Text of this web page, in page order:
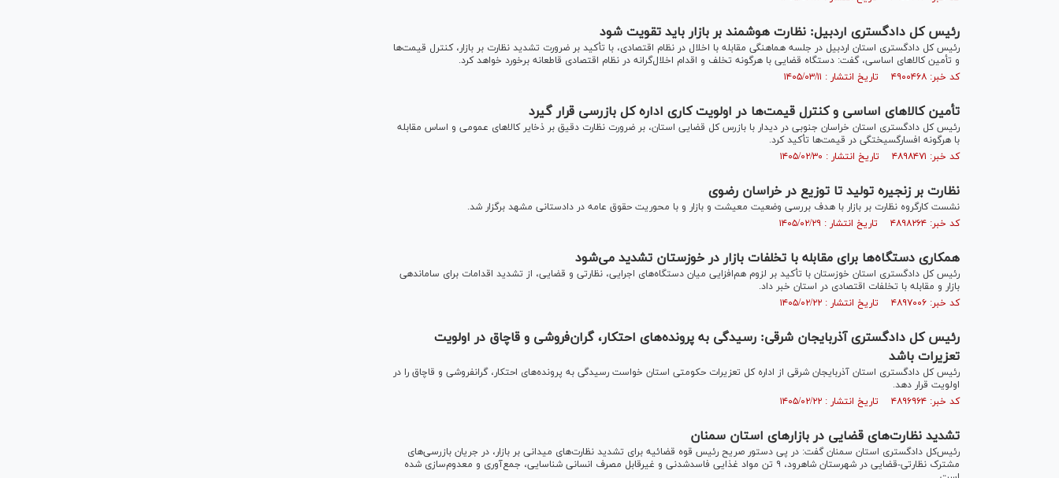
رئیس کل دادگستری اردبیل: نظارت هوشمند بر بازار باید تقویت شود
رئیس کل دادگستری استان اردبیل در جلسه هماهنگی مقابله با اخلال در نظام اقتصادی، با تأکید بر ضرورت تشدید نظارت بر بازار، کنترل قیمت‌ها
و تأمین کالا‌های اساسی، گفت: دستگاه قضایی با هرگونه تخلف و اقدام اخلال‌گرانه در نظام اقتصادی قاطعانه برخورد خواهد کرد.
کد خبر: ۴۹۰۰۴۶۸ تاریخ انتشار : ۱۴۰۵/۰۳/۱۱
تأمین کالا‌های اساسی و کنترل قیمت‌ها در اولویت کاری اداره کل بازرسی قرار گیرد
رئیس کل دادگستری استان خراسان جنوبی در دیدار با بازرس کل قضایی استان، بر ضرورت نظارت دقیق بر ذخایر کالا‌های عمومی و اساس مقابله
با هرگونه افسارگسیختگی در قیمت‌ها تأکید کرد.
کد خبر: ۴۸۹۸۴۷۱ تاریخ انتشار : ۱۴۰۵/۰۲/۳۰
نظارت بر زنجیره تولید تا توزیع در خراسان رضوی
نشست کارگروه نظارت بر بازار با هدف بررسی وضعیت معیشت و بازار و با محوریت حقوق عامه در دادستانی مشهد برگزار شد.
کد خبر: ۴۸۹۸۲۶۴ تاریخ انتشار : ۱۴۰۵/۰۲/۲۹
همکاری دستگاه‌ها برای مقابله با تخلفات بازار در خوزستان تشدید می‌شود
رئیس کل دادگستری استان خوزستان با تأکید بر لزوم هم‌افزایی میان دستگاه‌های اجرایی، نظارتی و قضایی، از تشدید اقدامات برای ساماندهی
بازار و مقابله با تخلفات اقتصادی در استان خبر داد.
کد خبر: ۴۸۹۷۰۰۶ تاریخ انتشار : ۱۴۰۵/۰۲/۲۲
رئیس کل دادگستری آذربایجان شرقی: رسیدگی به پرونده‌های احتکار، گران‌فروشی و قاچاق در اولویت
تعزیرات باشد
رئیس کل دادگستری استان آذربایجان شرقی از اداره کل تعزیرات حکومتی استان خواست رسیدگی به پرونده‌های احتکار، گرانفروشی و قاچاق را در
اولویت قرار دهد.
کد خبر: ۴۸۹۶۹۶۴ تاریخ انتشار : ۱۴۰۵/۰۲/۲۲
تشدید نظارت‌های قضایی در بازار‌های استان سمنان
رئیس‌کل دادگستری استان سمنان گفت: در پی دستور صریح رئیس قوه قضائیه برای تشدید نظارت‌های میدانی بر بازار، در جریان بازرسی‌های
مشترک نظارتی-قضایی در شهرستان شاهرود، ۹ تن مواد غذایی فاسدشدنی و غیرقابل مصرف انسانی شناسایی، جمع‌آوری و معدوم‌سازی شده